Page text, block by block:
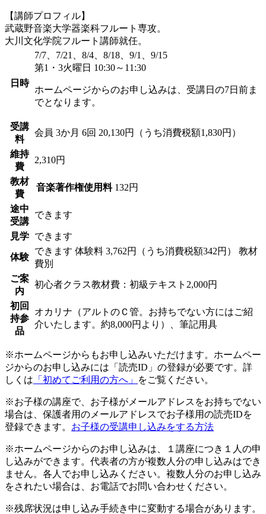
【講師プロフィル】
武蔵野音楽大学器楽科フルート専攻。
大川文化学院フルート講師就任。
日時
7/7、7/21、8/4、8/18、9/1、9/15
第1・3火曜日 10:30～11:30
ホームページからのお申し込みは、受講日の7日前ま
でとなります。
受講
料
会員 3か月 6回 20,130円（うち消費税額1,830円）
維持
費
2,310円
教材
費
音楽著作権使用料 132円
途中
受講
できます
見学 できます
体験
できます 体験料 3,762円（うち消費税額342円） 教材
費別
ご案
内
初心者クラス教材費：初級テキスト2,000円
初回
持参
品
オカリナ（アルトのＣ管。お持ちでない方にはご紹
介いたします。約8,000円より）、筆記用具
※ホームページからもお申し込みいただけます。ホームペー
ジからのお申し込みには「読売ID」の登録が必要です。詳
しくは 「初めてご利用の方へ」 をご覧ください。
※お子様の講座で、お子様がメールアドレスをお持ちでない
場合は、保護者用のメールアドレスでお子様用の読売IDを
登録できます。 お子様の受講申し込みをする方法
※ホームページからのお申し込みは、１講座につき１人の申
し込みができます。代表者の方が複数人分の申し込みはでき
ません。各人でお申し込みください。複数人分のお申し込み
をされたい場合は、お電話でお問い合わせください。
※残席状況は申し込み手続き中に変動する場合があります。